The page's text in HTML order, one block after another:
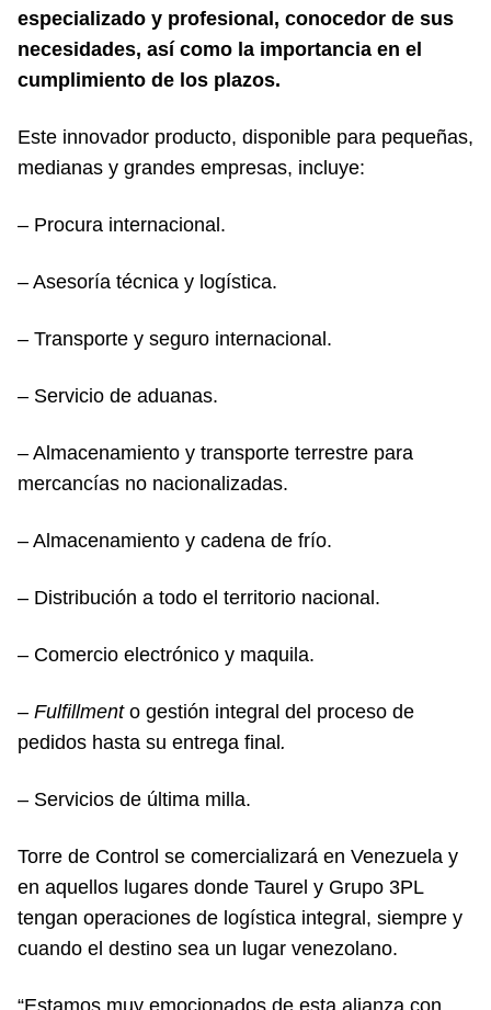
especializado y profesional, conocedor de sus
necesidades, así como la importancia en el
cumplimiento de los plazos.
Este innovador producto, disponible para pequeñas,
medianas y grandes empresas, incluye:
– Procura internacional.
– Asesoría técnica y logística.
– Transporte y seguro internacional.
– Servicio de aduanas.
– Almacenamiento y transporte terrestre para
mercancías no nacionalizadas.
– Almacenamiento y cadena de frío.
– Distribución a todo el territorio nacional.
– Comercio electrónico y maquila.
– Fulfillment o gestión integral del proceso de
pedidos hasta su entrega final.
– Servicios de última milla.
Torre de Control se comercializará en Venezuela y
en aquellos lugares donde Taurel y Grupo 3PL
tengan operaciones de logística integral, siempre y
cuando el destino sea un lugar venezolano.
“Estamos muy emocionados de esta alianza con